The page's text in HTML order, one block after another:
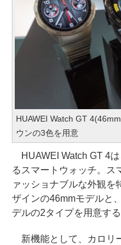
HUAWEI Watch GT
ウンの3色を用意
HUAWEI Watch GT 4
るスマートウォッチ。ス
ァッショナブルな外観を
ザインの46mmモデルと
デルの2タイプを用意す
新機能として、カロリ